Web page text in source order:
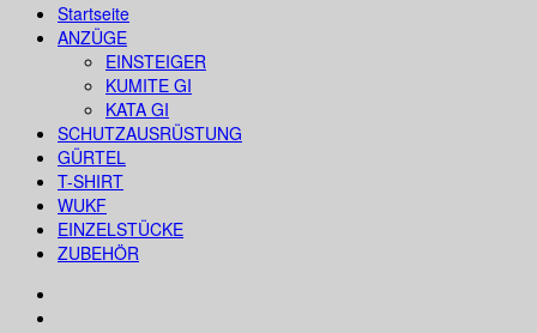
Startseite
ANZÜGE
EINSTEIGER
KUMITE GI
KATA GI
SCHUTZAUSRÜSTUNG
GÜRTEL
T-SHIRT
WUKF
EINZELSTÜCKE
ZUBEHÖR